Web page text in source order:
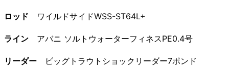
ロッド ワイルドサイドWSS-ST64L+
ライン アバニ ソルトウォーターフィネスPE0.4号
リーダー ビッグトラウトショックリーダー7ポンド